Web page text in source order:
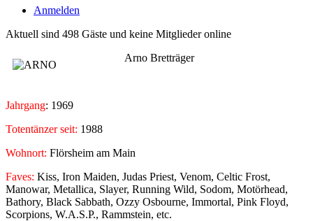
Anmelden
Aktuell sind 498 Gäste und keine Mitglieder online
Arno Bretträger
Jahrgang: 1969
Totentänzer seit: 1988
Wohnort: Flörsheim am Main
Faves: Kiss, Iron Maiden, Judas Priest, Venom, Celtic Frost,
Manowar, Metallica, Slayer, Running Wild, Sodom, Motörhead,
Bathory, Black Sabbath, Ozzy Osbourne, Immortal, Pink Floyd,
Scorpions, W.A.S.P., Rammstein, etc.